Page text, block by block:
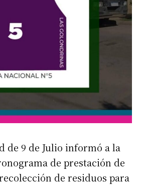
de 9 de Julio informó a la
de prestación de
de residuos para